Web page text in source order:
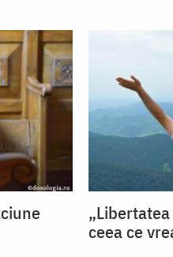
ceea ce